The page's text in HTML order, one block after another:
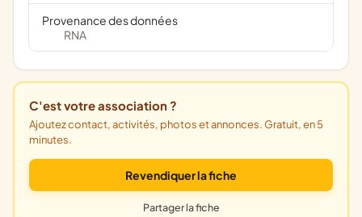
Provenance des données
RNA
C'est votre association ?
Ajoutez contact, activités, photos et annonces. Gratuit, en 5
minutes.
Revendiquer la fiche
Partager la fiche